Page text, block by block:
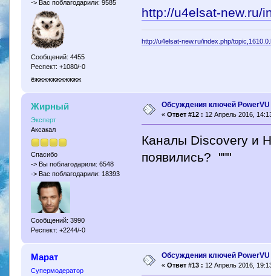
-> Вас поблагодарили: 9585
Сообщений: 4455
Респект: +1080/-0
ёжжжжжжжжжжж
http://u4elsat-new.ru/
http://u4elsat-new.ru/index.php/
Жирный
Эксперт
Аксакал
Спасибо
-> Вы поблагодарили: 6548
-> Вас поблагодарили: 18393
Сообщений: 3990
Респект: +2244/-0
Обсуждения ключей PowerVU
« Ответ #12 : 12 Апрель 2016,
Каналы Discovery и
появились? ""''
Марат
Супермодератор
Обсуждения ключей PowerVU
« Ответ #13 : 12 Апрель 2016,